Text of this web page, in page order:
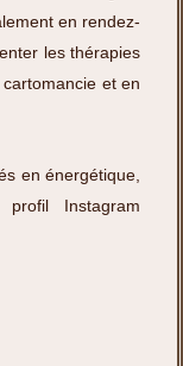
en rendez-
les thérapies
et en
en énergétique,
Instagram